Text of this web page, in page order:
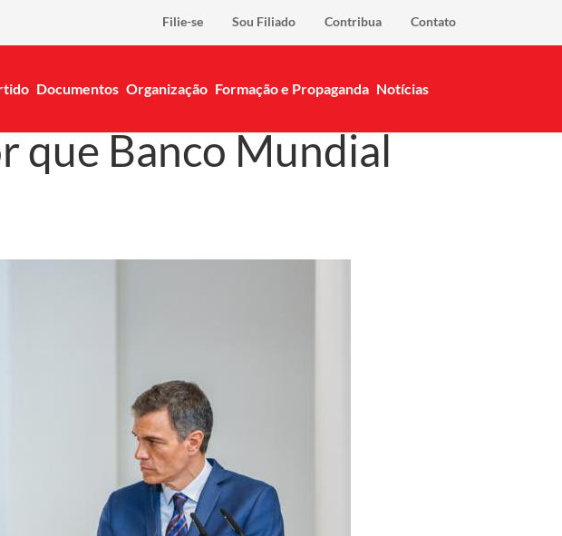
Filie-se Sou Filiado Contribua Contato
Documentos Organização Formação e Propaganda Notícias
que Banco Mundial